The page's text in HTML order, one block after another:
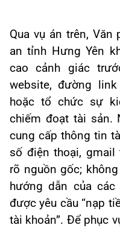
Qua vụ án trên, Văn
an tỉnh Hưng Yên
cao cảnh giác
website, đường
hoặc tổ chức sự
chiếm đoạt tài sản.
cung cấp thông tin
số điện thoại,
rõ nguồn gốc;
hướng dẫn của
được yêu cầu “nạp
tài khoản”. Để phục